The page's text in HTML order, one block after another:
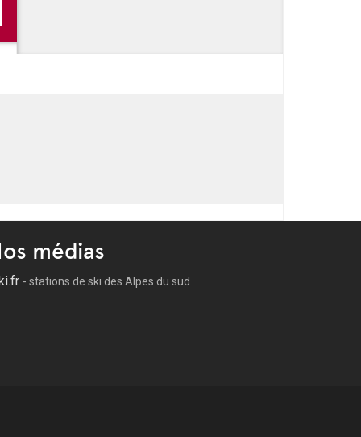
médias
- stations de ski des Alpes du sud